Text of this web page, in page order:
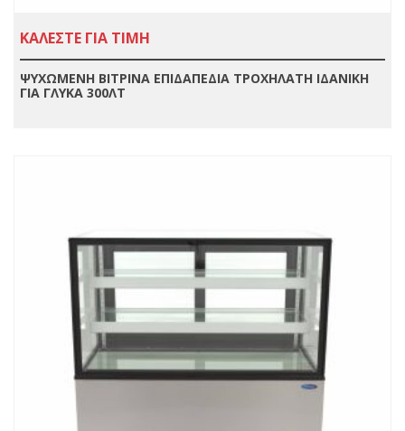
ΚΑΛΕΣΤΕ ΓΙΑ ΤΙΜΗ
ΨΥΧΩΜΕΝΗ ΒΙΤΡΙΝΑ ΕΠΙΔΑΠΕΔΙΑ ΤΡΟΧΗΛΑΤΗ ΙΔΑΝΙΚΗ
ΓΙΑ ΓΛΥΚΑ 300ΛΤ